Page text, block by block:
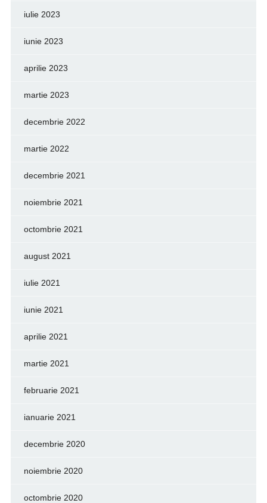
iulie 2023
iunie 2023
aprilie 2023
martie 2023
decembrie 2022
martie 2022
decembrie 2021
noiembrie 2021
octombrie 2021
august 2021
iulie 2021
iunie 2021
aprilie 2021
martie 2021
februarie 2021
ianuarie 2021
decembrie 2020
noiembrie 2020
octombrie 2020